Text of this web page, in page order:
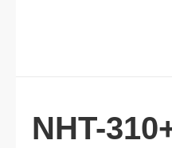
NHT-